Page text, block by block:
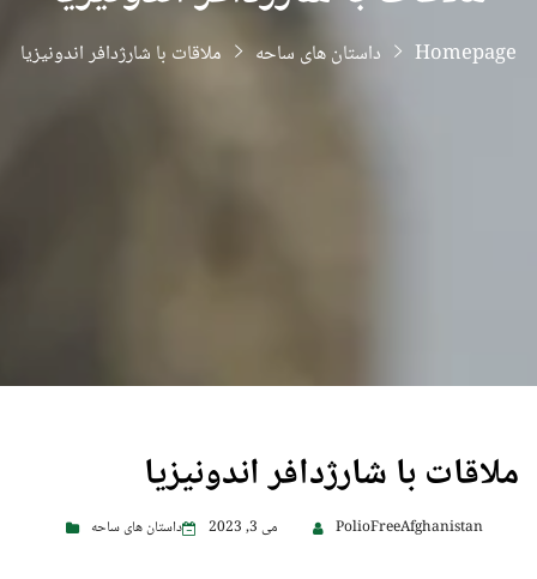
Homepage داستان های ساحه ملاقات با شارژدافر اندونیزیا
ملاقات با شارژدافر اندونیزیا
PolioFreeAfghanistan می 3, 2023 داستان های ساحه